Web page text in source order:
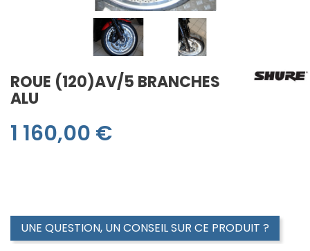
ROUE (120)AV/5 BRANCHES
ALU
1 160,00 €
UNE QUESTION, UN CONSEIL SUR CE PRODUIT ?